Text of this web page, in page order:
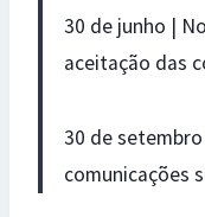
30 de junho |
aceitação das
30 de
comunicações